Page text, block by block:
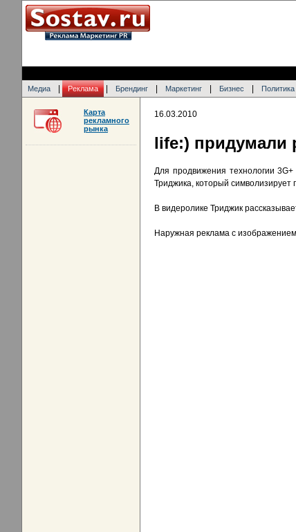
Медиа Реклама Брендинг Маркетинг Бизнес
16.03.2010
life:) придумали
Для продвижения технологии
Триджика, который символизирует
В видеролике Триджик
Наружная реклама с
Карта
рекламного
рынка